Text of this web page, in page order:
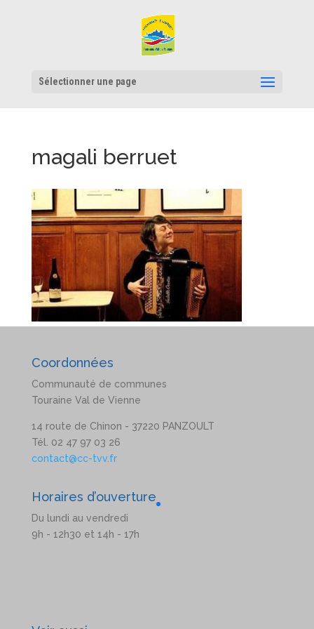
Sélectionner une page
magali berruet
Coordonnées
Communauté de communes
Touraine Val de Vienne
14 route de Chinon - 37220 PANZOULT
Tél. 02 47 97 03 26
contact@cc-tvv.fr
Horaires d’ouverture
Du lundi au vendredi
9h - 12h30 et 14h - 17h